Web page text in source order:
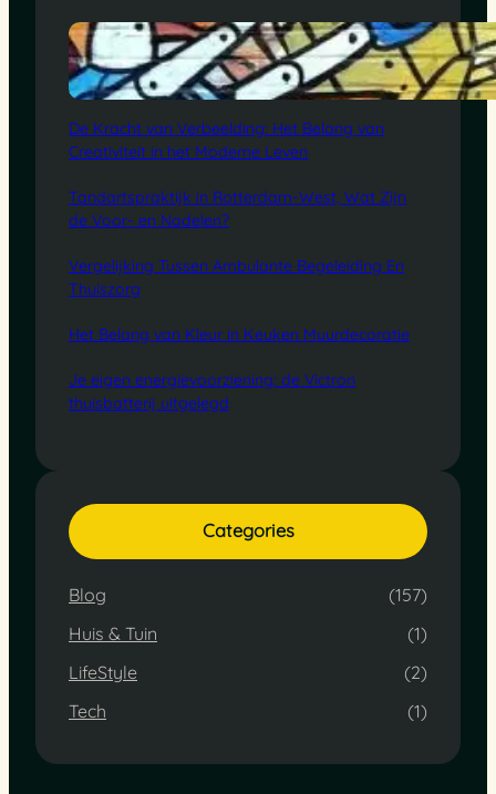
De Kracht van Verbeelding: Het Belang van
Creativiteit in het Moderne Leven
Tandartspraktijk in Rotterdam-West, Wat Zijn
de Voor- en Nadelen?
Vergelijking Tussen Ambulante Begeleiding En
Thuiszorg
Het Belang van Kleur in Keuken Muurdecoratie
Je eigen energievoorziening: de Victron
thuisbatterij uitgelegd
Categories
Blog
(157)
Huis & Tuin
(1)
LifeStyle
(2)
Tech
(1)